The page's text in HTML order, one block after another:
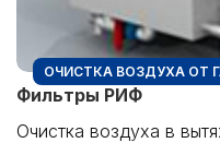
ОЧИСТКА ВОЗДУХА ОТ
ПРОМЫШЛЕННЫЕ
Фильтры РИФ
Очистка воздуха в